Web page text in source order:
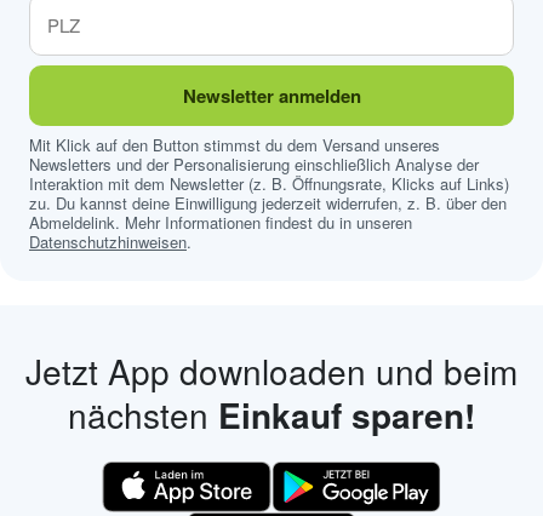
Newsletter anmelden
Mit Klick auf den Button stimmst du dem Versand unseres
Newsletters und der Personalisierung einschließlich Analyse der
Interaktion mit dem Newsletter (z. B. Öffnungsrate, Klicks auf Links)
zu. Du kannst deine Einwilligung jederzeit widerrufen, z. B. über den
Abmeldelink. Mehr Informationen findest du in unseren
Datenschutzhinweisen.
Jetzt App downloaden und beim
nächsten Einkauf sparen!